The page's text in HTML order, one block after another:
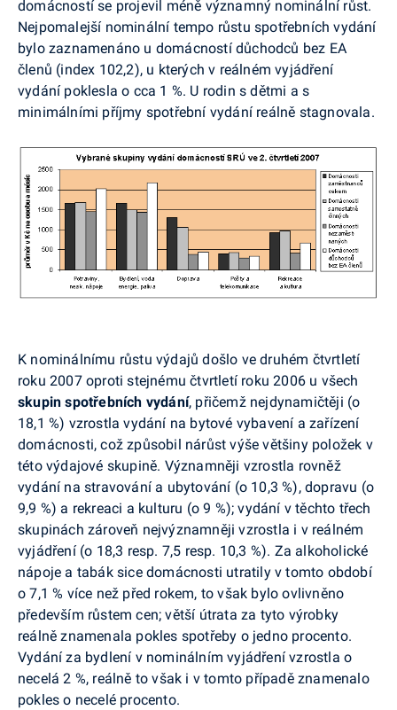
domácností se projevil méně významný nominální růst.
Nejpomalejší nominální tempo růstu spotřebních vydání
bylo zaznamenáno u domácností důchodců bez EA
členů (index 102,2), u kterých v reálném vyjádření
vydání poklesla o cca 1 %. U rodin s dětmi a s
minimálními příjmy spotřební vydání reálně stagnovala.
K nominálnímu růstu výdajů došlo ve druhém čtvrtletí
roku 2007 oproti stejnému čtvrtletí roku 2006 u všech
skupin spotřebních vydání, přičemž nejdynamičtěji (o
18,1 %) vzrostla vydání na bytové vybavení a zařízení
domácnosti, což způsobil nárůst výše většiny položek v
této výdajové skupině. Významněji vzrostla rovněž
vydání na stravování a ubytování (o 10,3 %), dopravu (o
9,9 %) a rekreaci a kulturu (o 9 %); vydání v těchto třech
skupinách zároveň nejvýznamněji vzrostla i v reálném
vyjádření (o 18,3 resp. 7,5 resp. 10,3 %). Za alkoholické
nápoje a tabák sice domácnosti utratily v tomto období
o 7,1 % více než před rokem, to však bylo ovlivněno
především růstem cen; větší útrata za tyto výrobky
reálně znamenala pokles spotřeby o jedno procento.
Vydání za bydlení v nominálním vyjádření vzrostla o
necelá 2 %, reálně to však i v tomto případě znamenalo
pokles o necelé procento.